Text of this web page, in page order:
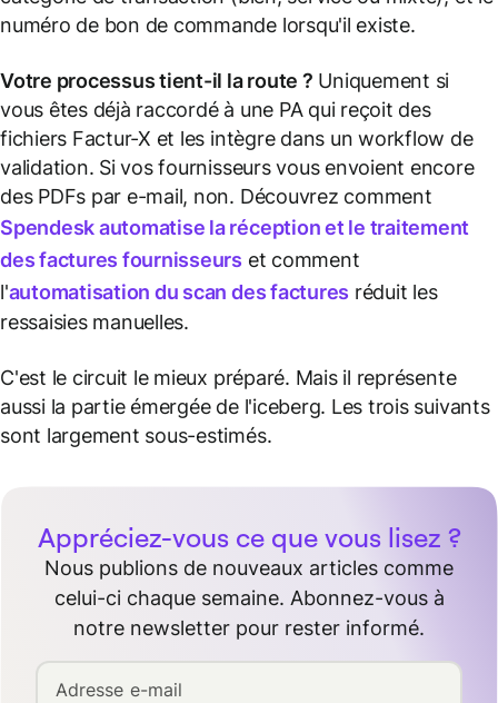
numéro de bon de commande lorsqu'il existe.
Votre processus tient-il la route ? Uniquement si
vous êtes déjà raccordé à une PA qui reçoit des
fichiers Factur-X et les intègre dans un workflow de
validation. Si vos fournisseurs vous envoient encore
des PDFs par e-mail, non. Découvrez comment
Spendesk automatise la réception et le traitement
des factures fournisseurs et comment
l'automatisation du scan des factures réduit les
ressaisies manuelles.
C'est le circuit le mieux préparé. Mais il représente
aussi la partie émergée de l'iceberg. Les trois suivants
sont largement sous-estimés.
Appréciez-vous ce que vous lisez ?
Nous publions de nouveaux articles comme
celui-ci chaque semaine. Abonnez-vous à
notre newsletter pour rester informé.
Adresse e-mail